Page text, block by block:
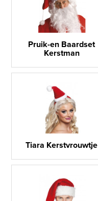
Pruik-en Baardset
Kerstman
Tiara Kerstvrouwtje